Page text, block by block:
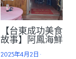
【台東成功美食
故事】阿鳳海鮮
2025年4月2日 ·